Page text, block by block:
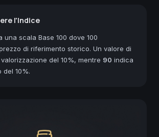
l'Indice
una scala Base 100 dove 100
di riferimento storico. Un valore di
del 10%, mentre 90 indica
del 10%.